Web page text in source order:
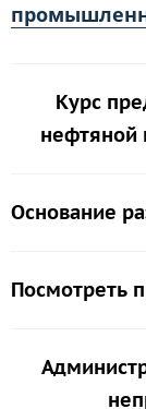
Курс
нефтяной
Основание
Посмотреть